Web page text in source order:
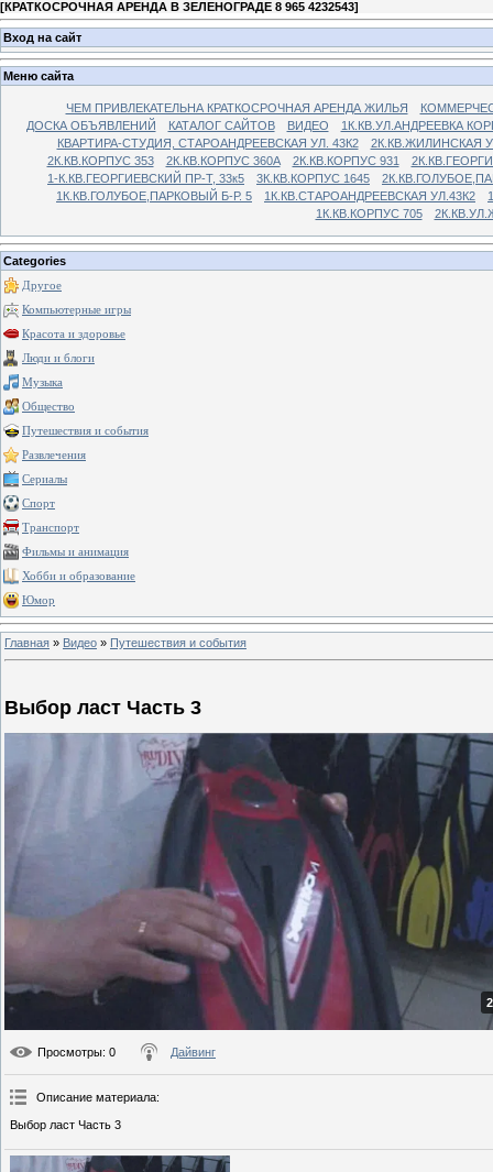
[КРАТКОСРОЧНАЯ АРЕНДА В ЗЕЛЕНОГРАДЕ 8 965 4232543]
Вход на сайт
Меню сайта
ЧЕМ ПРИВЛЕКАТЕЛЬНА КРАТКОСРОЧНАЯ АРЕНДА ЖИЛЬЯ
ДОСКА ОБЪЯВЛЕНИЙ
КАТАЛОГ САЙТОВ ВИДЕО
1К.КВ.УЛ.АНДРЕЕВКА
КВАРТИРА-СТУДИЯ, СТАРОАНДРЕЕВСКАЯ УЛ. 43К2
2К.КВ.ЖИЛИНСКАЯ
2К.КВ.КОРПУС 353
2К.КВ.КОРПУС 360А 2К.КВ.КОРПУС 931
1-К.КВ.ГЕОРГИЕВСКИЙ ПР-Т, 33к5
3К.КВ.КОРПУС 1645
1К.КВ.ГОЛУБОЕ,ПАРКОВЫЙ Б-Р. 5
1К.КВ.СТАРОАНДРЕЕВСКАЯ УЛ.43К2
1К.КВ.КОРПУС 705
Categories
Другое
Компьютерные игры
Красота и здоровье
Люди и блоги
Музыка
Общество
Путешествия и события
Развлечения
Сериалы
Спорт
Транспорт
Фильмы и анимация
Хобби и образование
Юмор
Главная » Видео » Путешествия и события
Выбор ласт Часть 3
Просмотры: 0 Дайвинг
Описание материала:
Выбор ласт Часть 3